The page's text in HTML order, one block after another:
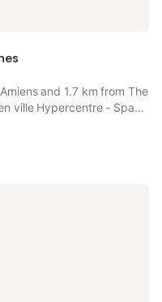
and 1.7 km from The
ville Hypercentre - Spa
WiFi.